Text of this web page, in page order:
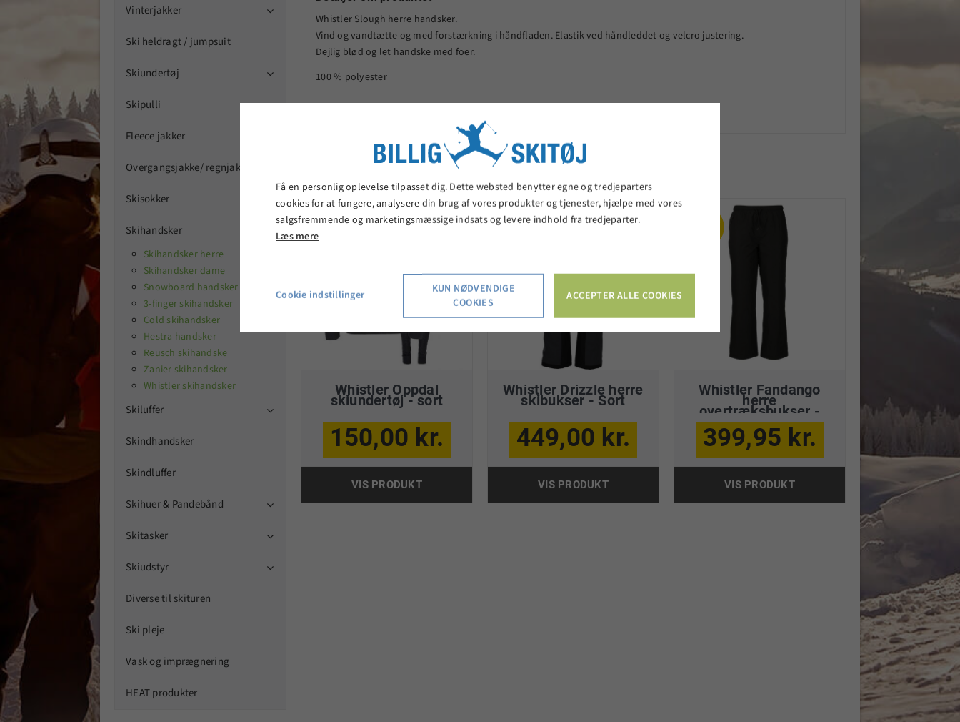
Vinterjakker 
Ski heldragt / jumpsuit
Skiundertøj 
Skipulli 
Fleece jakker
Overgangsjakke/ regnjakker
Skisokker
Skihandsker
Skihandsker herre
Skihandsker dame
Snowboard handsker
3-finger skihandsker
Cold skihandsker
Hestra handsker
Reusch skihandske
Zanier skihandsker
Whistler skihandsker
Skiluffer 
Skindhandsker
Skindluffer
Skihuer & Pandebånd 
Skitasker 
Skiudstyr 
Diverse til skituren
Ski pleje
Vask og imprægnering
HEAT produkter
Whistler Slough herre handsker.
Vind og vandtætte og med forstærkning i håndfladen. Elastik ved håndleddet og velcro justering.
Dejlig blød og let handske med foer.
100 % polyester
Relaterede produkter
Whistler Oppdal
skiundertøj - sort
150,00 kr.
VIS PRODUKT
Whistler Drizzle herre
skibukser - Sort
449,00 kr.
VIS PRODUKT
Whistler Fandango
herre
overtræksbukser -
sort
399,95 kr.
VIS PRODUKT
Få en personlig oplevelse tilpasset dig. Dette websted benytter egne og tredjeparters
cookies for at fungere, analysere din brug af vores produkter og tjenester, hjælpe med vores
salgsfremmende og marketingsmæssige indsats og levere indhold fra tredjeparter.
Læs mere
Cookie indstillinger
KUN NØDVENDIGE
COOKIES
ACCEPTER ALLE COOKIES